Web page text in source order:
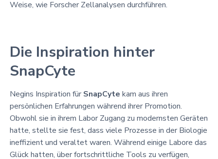
Weise, wie Forscher Zellanalysen durchführen.
Die Inspiration hinter
SnapCyte
Negins Inspiration für SnapCyte kam aus ihren
persönlichen Erfahrungen während ihrer Promotion.
Obwohl sie in ihrem Labor Zugang zu modernsten Geräten
hatte, stellte sie fest, dass viele Prozesse in der Biologie
ineffizient und veraltet waren. Während einige Labore das
Glück hatten, über fortschrittliche Tools zu verfügen,